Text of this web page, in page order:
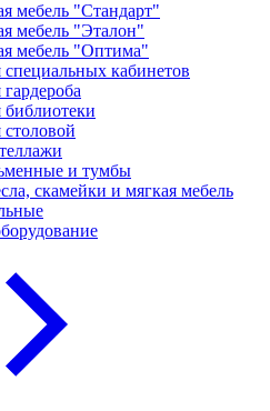
мебель "Стандарт"
мебель "Эталон"
мебель "Оптима"
кабинетов
и тумбы
скамейки и мягкая мебель